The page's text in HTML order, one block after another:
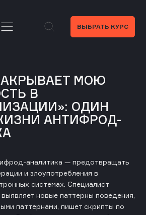
ВЫБРАТЬ КУРС
МОЮ
В
ОДИН
АНТИФРОД-
аналитика — предотвращать
и злоупотребления в
системах. Специалист
новые паттерны поведения,
паттернами, пишет скрипты по